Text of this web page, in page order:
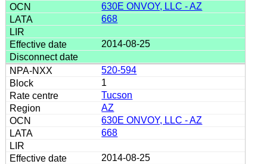
630E ONVOY, LLC - AZ
668
2014-08-25
520-594
1
Tucson
AZ
630E ONVOY, LLC - AZ
668
2014-08-25